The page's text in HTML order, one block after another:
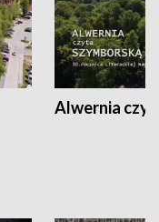
Alwernia